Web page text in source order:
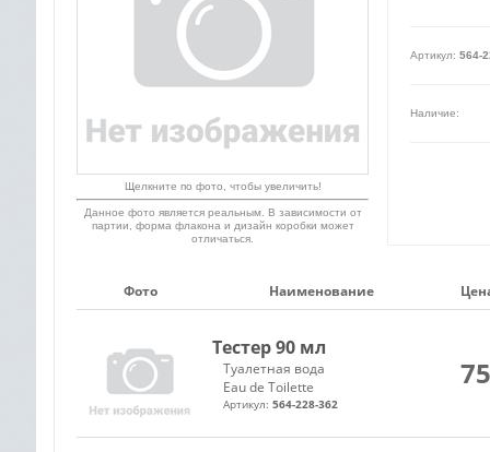
Артикул: 564-
Наличие:
Щелкните по фото, чтобы увеличить!
Данное фото является реальным. В зависимости от
партии, форма флакона и дизайн коробки может
отличаться.
Фото Наименование
Тестер 90 мл
Туалетная вода
Eau de Toilette
Артикул: 564-228-362